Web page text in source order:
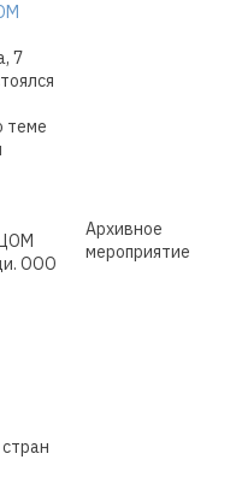
7
теме
ООО
Архивное
мероприятие